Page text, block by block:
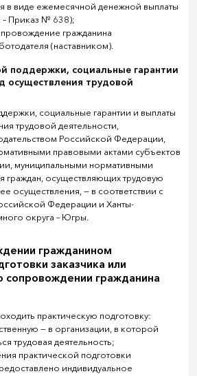
в виде ежемесячной денежной выплаты
– Приказ № 638);
гражданина
(наставником).
поддержки, социальные гарантии
осуществления трудовой
социальные гарантии и выплаты
трудовой деятельности,
Российской Федерации,
правовыми актами субъектов
муниципальными нормативными
граждан, осуществляющих трудовую
осуществления, — в соответствии с
Федерации и Ханты-
округа – Югры.
гражданином
заказчика или
сопровождении гражданина
практическую подготовку:
— в организации, в которой
трудовая деятельность;
практической подготовки
индивидуальное